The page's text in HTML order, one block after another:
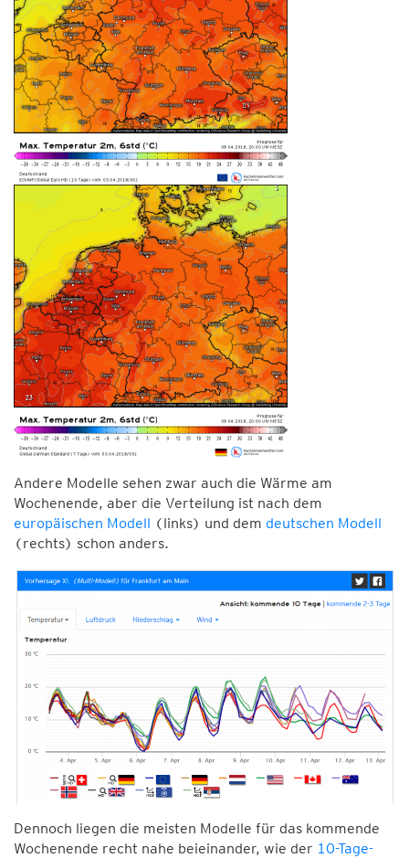
Andere Modelle sehen zwar auch die Wärme am
Wochenende, aber die Verteilung ist nach dem
europäischen Modell (links) und dem deutschen Modell
(rechts) schon anders.
Dennoch liegen die meisten Modelle für das kommende
Wochenende recht nahe beieinander, wie der 10-Tage-